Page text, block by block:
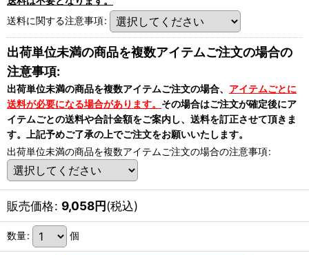
送料に関する注意事項:
出荷単位未満の商品を複数アイテムご注文の場合の
注意事項:
出荷単位未満の商品を複数アイテムご注文の場合、 アイテムごとに
送料が必要になる場合があります。 その場合はご注文が確定後にア
イテムごとの送料や合計金額をご案内し、送料を訂正させて頂きま
す。上記予めご了承の上でご注文をお願いいたします。
出荷単位未満の商品を複数アイテムご注文の場合の注意事項:
販売価格: 9,058円(税込)
数量: 個